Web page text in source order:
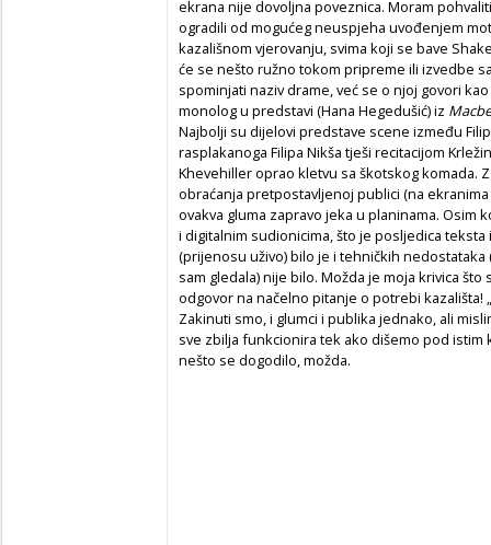
ekrana nije dovoljna poveznica. Moram
ogradili od mogućeg neuspjeha uvođenjem
kazališnom vjerovanju, svima koji se bave
će se nešto ružno tokom pripreme ili izvedbe
spominjati naziv drame, već se o njoj govori
monolog u predstavi (Hana Hegedušić) iz
Najbolji su dijelovi predstave scene između
rasplakanoga Filipa Nikša tješi recitacijom
Khevehiller oprao kletvu sa škotskog komada.
obraćanja pretpostavljenoj publici (na
ovakva gluma zapravo jeka u planinama.
i digitalnim sudionicima, što je posljedica
(prijenosu uživo) bilo je i tehničkih
sam gledala) nije bilo. Možda je moja krivica
odgovor na načelno pitanje o potrebi kazališta!
Zakinuti smo, i glumci i publika jednako, ali
sve zbilja funkcionira tek ako dišemo pod istim
nešto se dogodilo, možda.